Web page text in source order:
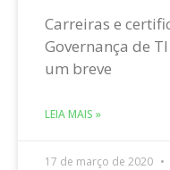
Carreiras e
Governança de
um breve
LEIA MAIS »
17 de março de 2020